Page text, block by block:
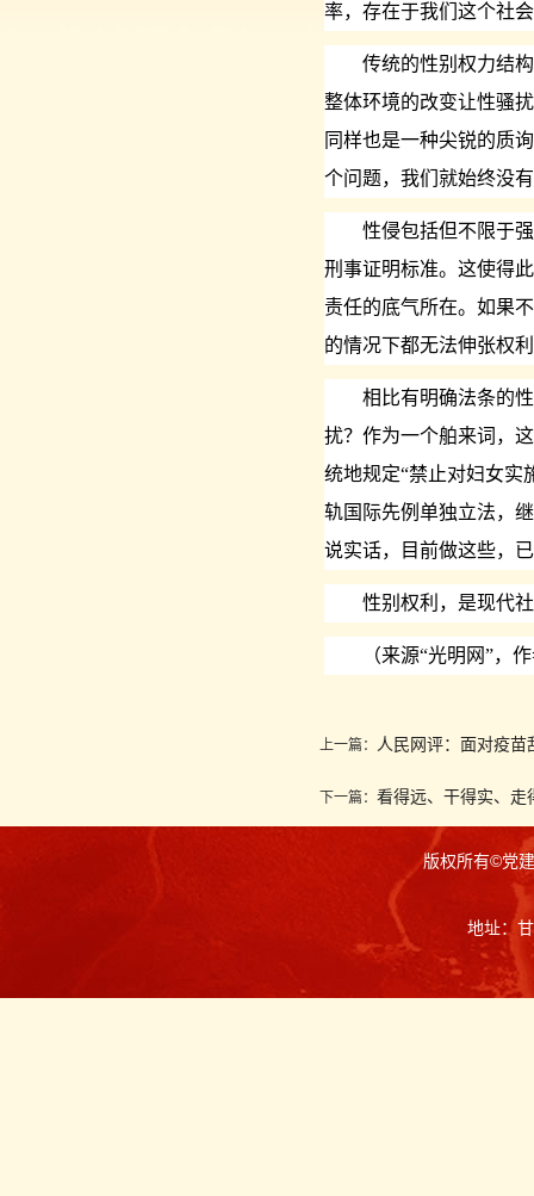
率，存在于我们这个社
传统的性别权力结构
整体环境的改变让性骚
同样也是一种尖锐的质
个问题，我们就始终没
性侵包括但不限于强
刑事证明标准。这使得
责任的底气所在。如果
的情况下都无法伸张权
相比有明确法条的性
扰？作为一个舶来词，
统地规定“禁止对妇女实
轨国际先例单独立法，
说实话，目前做这些，
性别权利，是现代社
（来源“光明网”，
上一篇： 人民网评：面对疫
下一篇： 看得远、干得实、走
版权所有©党
地址：